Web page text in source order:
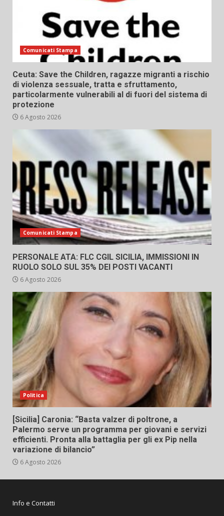
Comunicati Stampa
Ceuta: Save the Children, ragazze migranti a rischio
di violenza sessuale, tratta e sfruttamento,
particolarmente vulnerabili al di fuori del sistema di
protezione
6 Agosto 2026
Comunicati Stampa
PERSONALE ATA: FLC CGIL SICILIA, IMMISSIONI IN
RUOLO SOLO SUL 35% DEI POSTI VACANTI
6 Agosto 2026
Politica
[Sicilia] Caronia: “Basta valzer di poltrone, a
Palermo serve un programma per giovani e servizi
efficienti. Pronta alla battaglia per gli ex Pip nella
variazione di bilancio”
6 Agosto 2026
Info e Contatti